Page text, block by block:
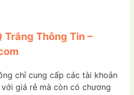
Trắng Thông Tin –
chỉ cung cấp các tài khoản
giá rẻ mà còn có chương